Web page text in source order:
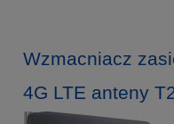
Wzmacniacz
4G LTE anteny